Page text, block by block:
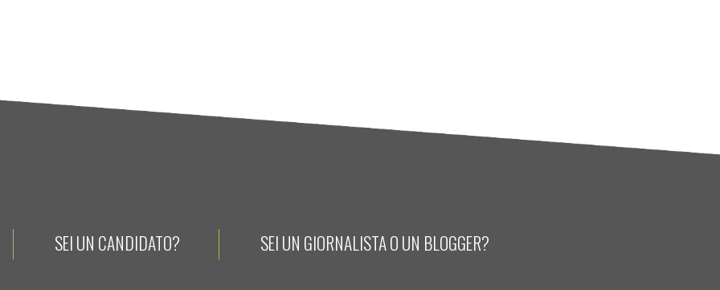
SEI UN CANDIDATO? SEI UN GIORNALISTA O UN BLOGGER?